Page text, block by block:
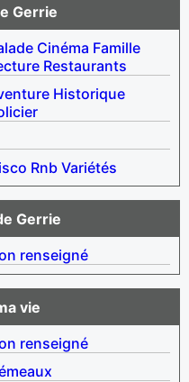
Gerrie
Cinéma Famille
Restaurants
Historique
Rnb Variétés
Gerrie
renseigné
vie
renseigné